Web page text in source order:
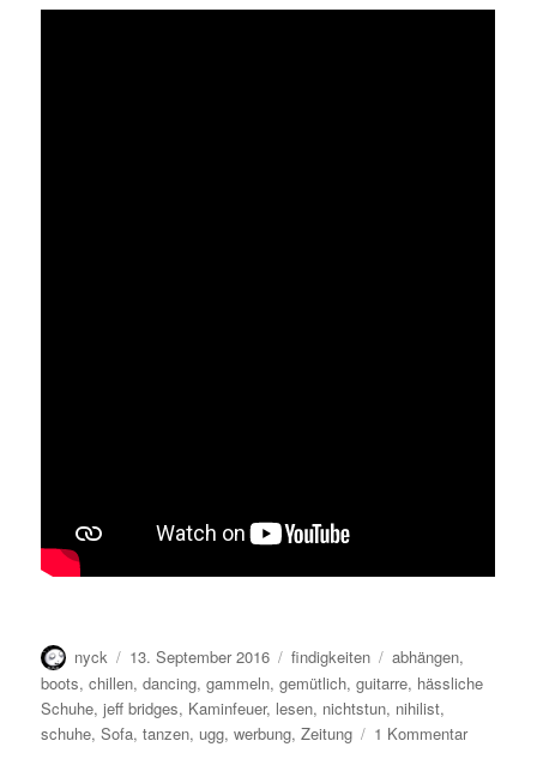
Autor
nyck
Veröffentlicht
am
13. September 2016 Kategorien
findigkeiten Schlagwörter
abhängen,
boots,chillen,dancing,gammeln,gemütlich,guitarre, hässliche
Schuhe,jeff bridges, Kaminfeuer, lesen, nichtstun, nihilist,
schuhe,Sofa,tanzen, ugg,werbung,Zeitung 1 Kommentarzu